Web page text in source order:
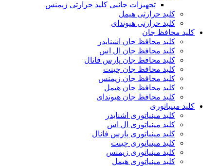
تجهیزات جانبی کلید حرارتی زیمنس
کلید حرارتی هیمل
کلید حرارتی هیوندای
کلید محافظ جان
کلید محافظ جان اشنایدر
کلید محافظ جان ال اس
کلید محافظ جان پارس فانال
کلید محافظ جان چینت
کلید محافظ جان زیمنس
کلید محافظ جان هیمل
کلید محافظ جان هیوندای
کلید مینیاتوری
کلید مینیاتوری اشنایدر
کلید مینیاتوری ال اس
کلید مینیاتوری پارس فانال
کلید مینیاتوری چینت
کلید مینیاتوری زیمنس
کلید مینیاتوری هیمل